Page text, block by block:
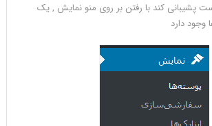
پشیبانی کند با رفتن بر روی منو نمایش , یک
وجود دارد